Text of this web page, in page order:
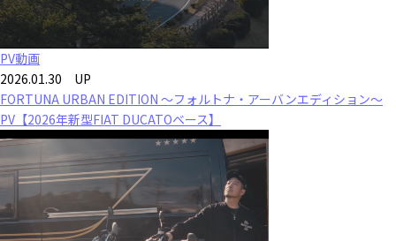
PV動画
2026.01.30 UP
FORTUNA URBAN EDITION ～フォルトナ・アーバンエディション～
PV【2026年新型FIAT DUCATOベース】